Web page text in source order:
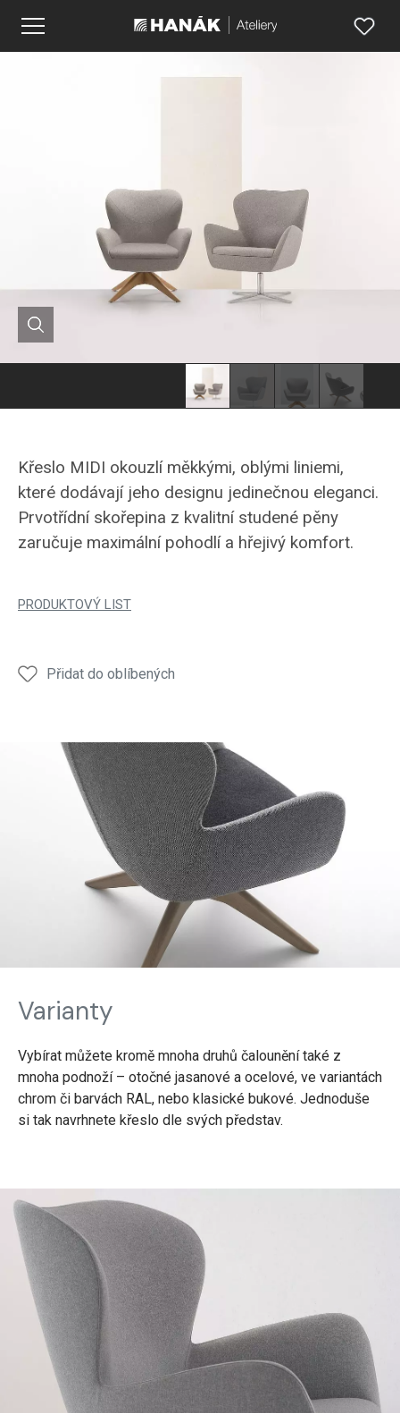
Křeslo MIDI okouzlí měkkými, oblými liniemi,
které dodávají jeho designu jedinečnou eleganci.
Prvotřídní skořepina z kvalitní studené pěny
zaručuje maximální pohodlí a hřejivý komfort.
PRODUKTOVÝ LIST
Přidat do oblíbených
Varianty
Vybírat můžete kromě mnoha druhů čalounění také z
mnoha podnoží – otočné jasanové a ocelové, ve variantách
chrom či barvách RAL, nebo klasické bukové. Jednoduše
si tak navrhnete křeslo dle svých představ.